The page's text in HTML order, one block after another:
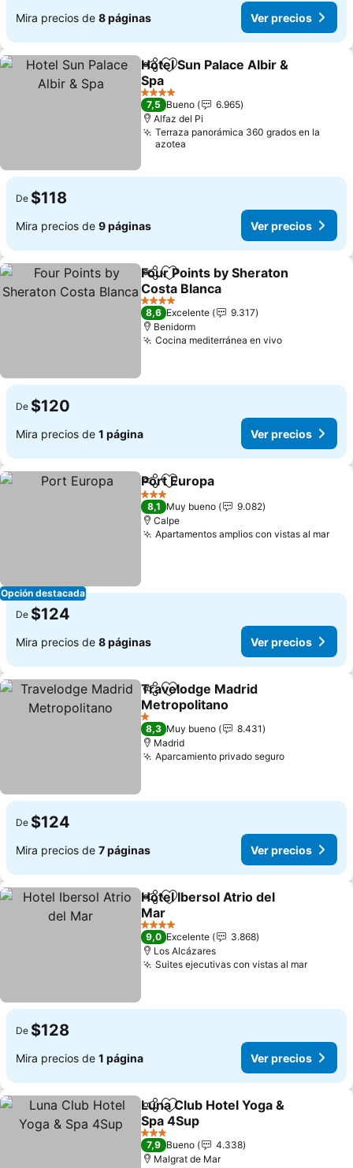
Mira precios de 8 páginas Ver precios
CompartirAgregar a favoritos
Hotel Sun Palace Albir &
Spa
4 Estrellas
7,5 Bueno
6.965
Alfaz del Pi
Terraza panorámica 360 grados en la
azotea
De $118
Mira precios de 9 páginas Ver precios
CompartirAgregar a favoritos
Four Points by Sheraton
Costa Blanca
4 Estrellas
8,6 Excelente
9.317
Benidorm
Cocina mediterránea en vivo
De $120
Mira precios de 1 página Ver precios
Opción destacada
CompartirAgregar a favoritos
Port Europa
3 Estrellas
8,1 Muy bueno
9.082
Calpe
Apartamentos amplios con vistas al mar
De $124
Mira precios de 8 páginas Ver precios
Compartir
Agregar a favoritos
Travelodge Madrid
Metropolitano
1 Estrellas
8,3 Muy bueno
8.431
Madrid
Aparcamiento privado seguro
De $124
Mira precios de 7 páginas Ver precios
CompartirAgregar a favoritos
Hotel Ibersol Atrio del
Mar
4 Estrellas
9,0 Excelente
3.868
Los Alcázares
Suites ejecutivas con vistas al mar
De $128
Mira precios de 1 página Ver precios
CompartirAgregar a favoritos
Luna Club Hotel Yoga &
Spa 4Sup
3 Estrellas
7,9 Bueno
4.338
Malgrat de Mar